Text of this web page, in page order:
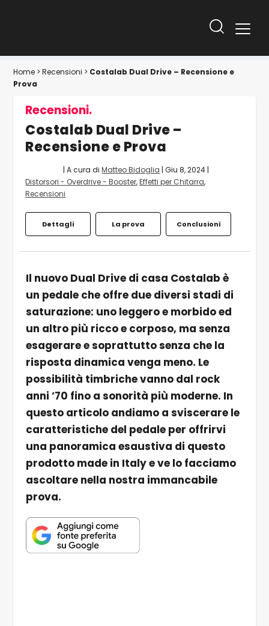
Home >Recensioni > Costalab Dual Drive – Recensione e
Prova
Recensioni.
Costalab Dual Drive –
Recensione e Prova
| A cura diMatteo Bidoglia |Giu 8, 2024 |
Distorsori - Overdrive - Booster,Effetti per Chitarra,
Recensioni
Dettagli La prova Conclusioni
Il nuovo Dual Drive di casa Costalab è
un pedale che offre due diversi stadi di
saturazione: uno leggero e morbido ed
un altro più ricco e corposo, ma senza
esagerare e soprattutto senza che la
risposta dinamica venga meno. Le
possibilità timbriche vanno dal rock
anni ’70 fino a sonorità più moderne. In
questo articolo andiamo a sviscerare le
caratteristiche del pedale per offrirvi
una panoramica esaustiva di questo
prodotto made in Italy e ve lo facciamo
ascoltare nella nostra immancabile
prova.